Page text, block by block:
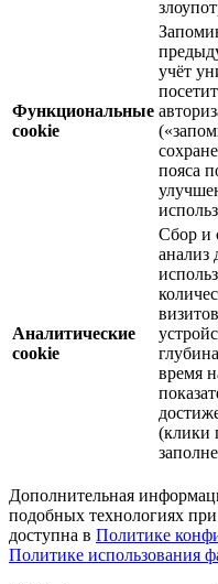
Функциональные
cookie
учёт
пояса
Аналитические
cookie
Сбор и
анализ
время
(клики
Дополнительная
подобных технологиях
доступна в Политике
Политике использования